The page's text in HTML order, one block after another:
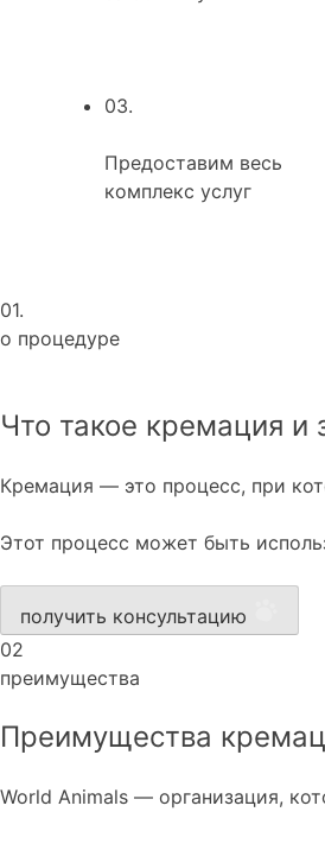
03.
Предоставим весь
комплекс услуг
01.
о процедуре
Что такое кремация и
Кремация — это процесс, при
Этот процесс может быть
получить консультацию
02
преимущества
Преимущества
World Animals — организация,